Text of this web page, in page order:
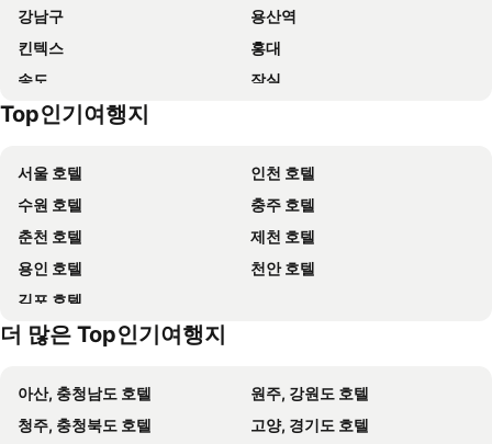
호텔 밀리오레 서울
ibis Styles Ambassador Seoul Gangnam
Lavita Hotel
라마다 용인 호텔
이비스 스타일 앰배서더 서울 용산 - 서울드래곤시티 호텔
Hotel PJ Myeongdong
Hamilton Hotel
시그니엘서울
Four Points by Sheraton Josun, Seoul Myeongdong
Wirye Militopia Hotel By Marine
나인트리 호텔
파로스 호텔
Hotel Park Habio
소피텔 앰배서더 서울
Travelodge Myeongdong Euljiro
리버사이드 호텔
Hotel Skypark Central Seoul Pangyo
Mito Seongnam
바인 호텔
W Motel
W 모텔
강남구
용산역
킨텍스
홍대
송도
잠실
잠실 야구경기장
영등포역
종로
수원역
인사동
잠실종합운동장
서울대공원
코엑스
코엑스 아쿠아리움
양재
광화문
덕수궁
양양국제공항
서대문
Top인기여행지
서울 호텔
인천 호텔
수원 호텔
충주 호텔
춘천 호텔
제천 호텔
용인 호텔
천안 호텔
김포 호텔
더 많은 Top인기여행지
아산, 충청남도 호텔
원주, 강원도 호텔
청주, 충청북도 호텔
고양, 경기도 호텔